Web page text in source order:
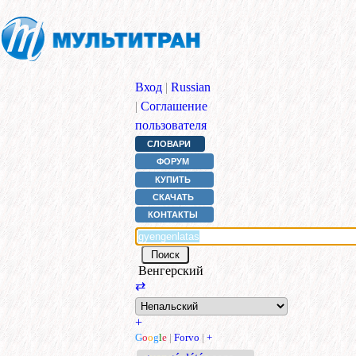
Вход | Russian
| Соглашение
пользователя
СЛОВАРИ
ФОРУМ
КУПИТЬ
СКАЧАТЬ
КОНТАКТЫ
Венгерский
⇄
+
Google | Forvo | +